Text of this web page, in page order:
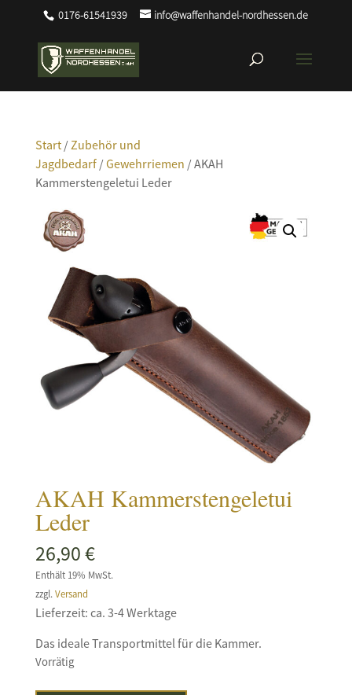
0176-61541939 info@waffenhandel-nordhessen.de
Start/Zubehör und
Jagdbedarf/Gewehrriemen / AKAH
Kammerstengeletui Leder
AKAH Kammerstengeletui
Leder
26,90€
Enthält 19% MwSt.
zzgl.Versand
Lieferzeit: ca. 3-4 Werktage
Das ideale Transportmittel für die Kammer.
Vorrätig